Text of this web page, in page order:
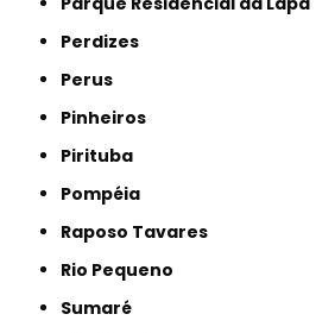
Perdizes
Perus
Pinheiros
Pirituba
Pompéia
Raposo Tavares
Rio Pequeno
Sumaré